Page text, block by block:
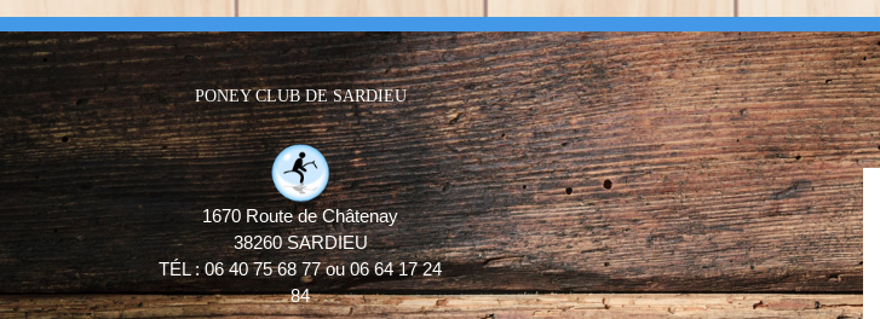
PONEY CLUB DE SARDIEU
1670 Route de Châtenay
38260 SARDIEU
TÉL : 06 40 75 68 77 ou 06 64 17 24
84